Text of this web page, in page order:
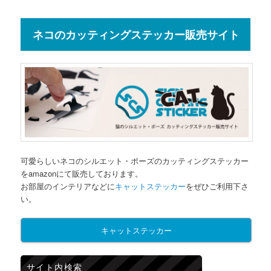
ネコのカッティングステッカー販売サイト
可愛らしいネコのシルエット・ポーズのカッティングステッカー
をamazonにて販売しております。
お部屋のインテリアなどにキャットステッカーをぜひご利用下さ
い。
キャットステッカー
サイト内検索